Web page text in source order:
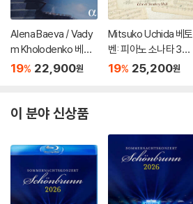
Alena Baeva / Vady
m Kholodenko 베토
벤: 바이올린 소나타 5
lin Sonatas Nos. 5 "S
19% 22,900원
Mitsuko Uchida 베토
벤: 피아노 소나타 30-
32번 (Beethoven: Pi
19% 25,200원
이 분야 신상품